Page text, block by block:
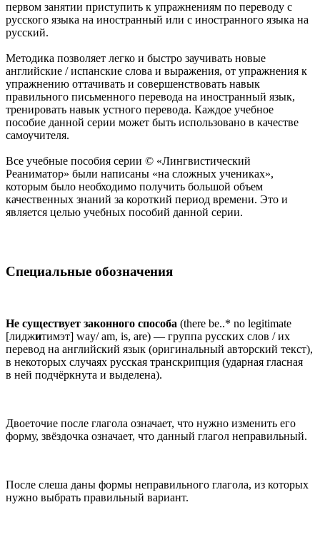
первом занятии приступить к упражнениям по переводу с
русского языка на иностранный или с иностранного языка на
русский.
Методика позволяет легко и быстро заучивать новые
английские / испанские слова и выражения, от упражнения к
упражнению оттачивать и совершенствовать навык
правильного письменного перевода на иностранный язык,
тренировать навык устного перевода. Каждое учебное
пособие данной серии может быть использовано в качестве
самоучителя.
Все учебные пособия серии © «Лингвистический
Реаниматор» были написаны «на сложных учениках»,
которым было необходимо получить большой объем
качественных знаний за короткий период времени. Это и
является целью учебных пособий данной серии.
Специальные обозначения
Не существует законного способа (there be..* no legitimate
[лиджитимэт] way/ am, is, are) — группа русских слов / их
перевод на английский язык (оригинальный авторский текст),
в некоторых случаях русская транскрипция (ударная гласная
в ней подчёркнута и выделена).
Двоеточие после глагола означает, что нужно изменить его
форму, звёздочка означает, что данный глагол неправильный.
После слеша даны формы неправильного глагола, из которых
нужно выбрать правильный вариант.